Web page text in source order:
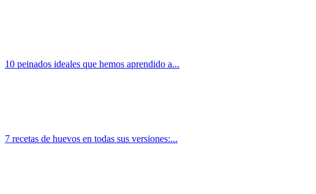
10 peinados ideales que hemos aprendido a...
7 recetas de huevos en todas sus versiones:...